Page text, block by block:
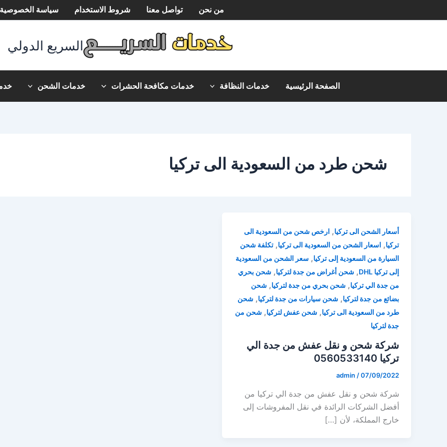
إلى
من نحن تواصل معنا شروط الاستخدام سياسة الخصوصية
السريع الدولي
الصفحة الرئيسية خدمات النظافة خدمات مكافحة الحشرات خدمات الشحن
شحن طرد من السعودية الى تركيا
أسعار الشحن الى تركيا, ارخص شحن من السعودية الى
تركيا, اسعار الشحن من السعودية الى تركيا, تكلفة شحن
السيارة من السعودية إلى تركيا, سعر الشحن من السعودية
إلى تركيا DHL
, شحن أغراض من جدة لتركيا, شحن بحري
من جدة الي تركيا, شحن بحري من جدة لتركيا, شحن
بضائع من جدة لتركيا, شحن سيارات من جدة لتركيا, شحن
طرد من السعودية الى تركيا, شحن عفش لتركيا, شحن من
جدة لتركيا
شركة شحن و نقل عفش من جدة الي
تركيا 0560533140
admin /07/09/2022
شركة شحن و نقل عفش من جدة الي تركيا من
أفضل الشركات الرائدة في نقل المفروشات إلى
خارج المملكة، لأن […]